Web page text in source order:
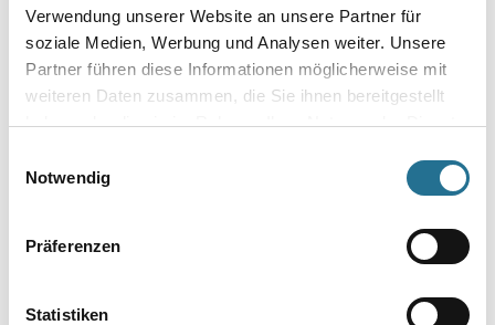
Verwendung unserer Website an unsere Partner für
soziale Medien, Werbung und Analysen weiter. Unsere
Partner führen diese Informationen möglicherweise mit
weiteren Daten zusammen, die Sie ihnen bereitgestellt
haben oder die sie im Rahmen Ihrer Nutzung der Dienste
Notwendig
Präferenzen
Statistiken
Umrechnungsfaktoren